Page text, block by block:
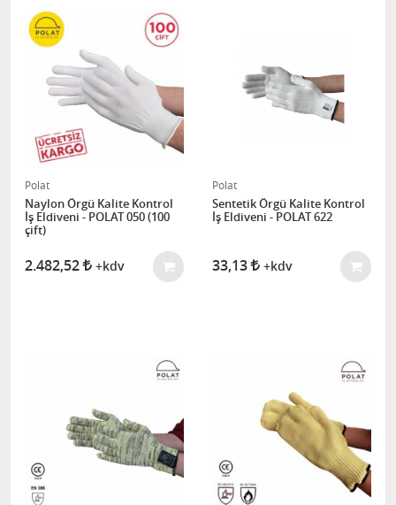
Polat
Naylon Örgü Kalite Kontrol
İş Eldiveni - POLAT 050 (100
çift)
2.482,52 +kdv
Polat
Sentetik Örgü Kalite Kontrol
İş Eldiveni - POLAT 622
33,13 +kdv